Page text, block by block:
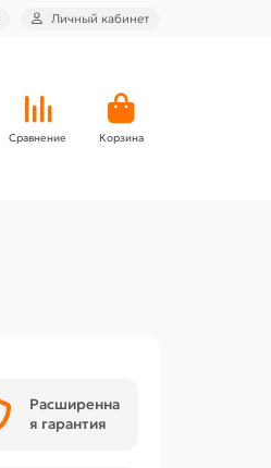
Личный кабинет
Сравнение Корзина
Расширенна
я гарантия